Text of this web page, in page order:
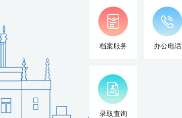
档案服务 办公电话
录取查询